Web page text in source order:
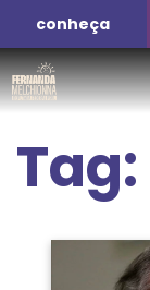
conheça
Tag: